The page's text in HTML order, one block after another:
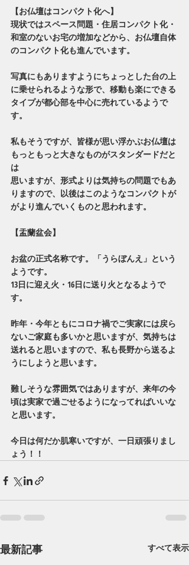
【お仏壇はコンパクト化へ】
現状ではスペース問題・住居コンパクト化・
和室のないお宅の増加などから、お仏壇自体
のコンパクト化も進んでいます。
写真にもありますようにちょっとした台の上
に乗せられるような形で、移動も楽にできる
タイプが都心部を中心に売れているようで
す。
私もそうですが、皆様が思い浮かぶお仏壇は
もっともっと大きなものがスタンダードだと
は
思いますが、形式よりは気持ちの問題でもあ
りますので、以後はこのようなコンパクトが
がより進んでいくものと思われます。
【盂蘭盆会】
お盆の正式名称です。「うらぼんえ」という
ようです。
13日に迎え火・16日に送り火となるようで
す。
昨年・今年ともにコロナ禍でご実家には戻ら
ないご家庭も多いかと思いますが、気持ちは
送れると思いますので、私も長野から送るよ
うにしようと思います。
難しそうな雰囲気ではありますが、来年の今
頃は実家で過ごせるようになってればいいな
と思います。
今日は何だか肌寒いですが、一日頑張りまし
ょう！！
最新記事 すべて表示